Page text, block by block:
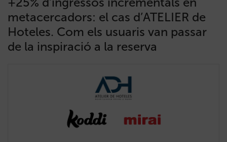
metacercadors: el cas d’ATELIER de
Hoteles. Com els usuaris van passar
de la inspiració a la reserva